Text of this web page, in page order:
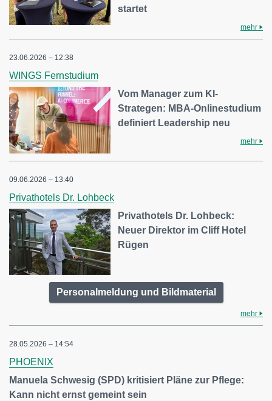
startet
mehr
23.06.2026 – 12:38
WINGS Fernstudium
Vom Manager zum KI-
Strategen: MBA-Onlinestudium
definiert Leadership neu
mehr
09.06.2026 – 13:40
Privathotels Dr. Lohbeck
Privathotels Dr. Lohbeck:
Neuer Direktor im Cliff Hotel
Rügen
Personalmeldung und Bildmaterial
mehr
28.05.2026 – 14:54
PHOENIX
Manuela Schwesig (SPD) kritisiert Pläne zur Pflege:
Kann nicht ernst gemeint sein